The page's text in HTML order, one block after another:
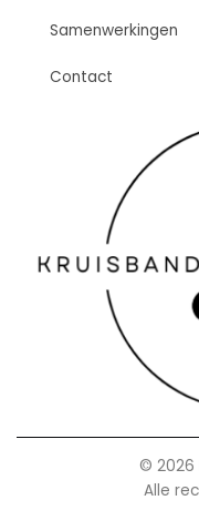
Samenwerkingen
Contact
© 2026
Alle